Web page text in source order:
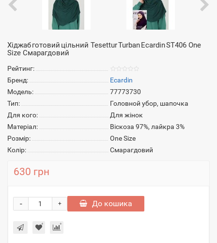
Хіджаб готовий цільний Tesettur Turban Ecardin ST406 One
Size Смарагдовий
Рейтинг:
Бренд:
Ecardin
Модель:
77773730
Тип:
Головной убор, шапочка
Для кого:
Для жінок
Матеріал:
Віскоза 97%, лайкра 3%
Розмір:
One Size
Колір:
Смарагдовий
630 грн
+
- До кошика